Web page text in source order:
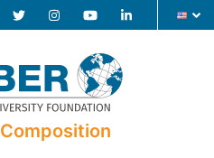
Composition